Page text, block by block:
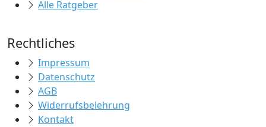
Alle Ratgeber
Rechtliches
Impressum
Datenschutz
AGB
Widerrufsbelehrung
Kontakt